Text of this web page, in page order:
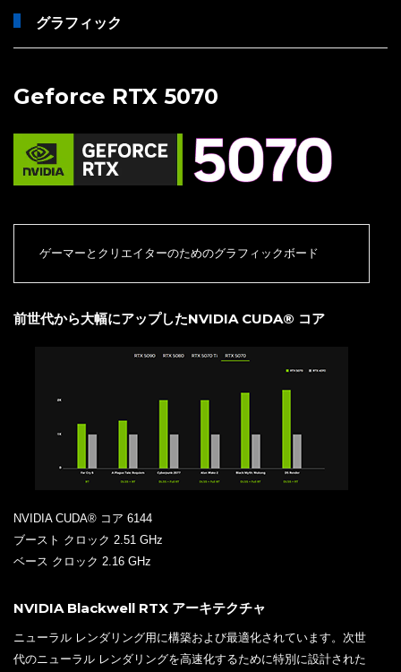
グラフィック
Geforce RTX 5070
ゲーマーとクリエイターのためのグラフィックボード
前世代から大幅にアップしたNVIDIA CUDA® コア
NVIDIA CUDA® コア 6144
ブースト クロック 2.51 GHz
ベース クロック 2.16 GHz
NVIDIA Blackwell RTX アーキテクチャ
ニューラル レンダリング用に構築および最適化されています。次世
代のニューラル レンダリングを高速化するために特別に設計された